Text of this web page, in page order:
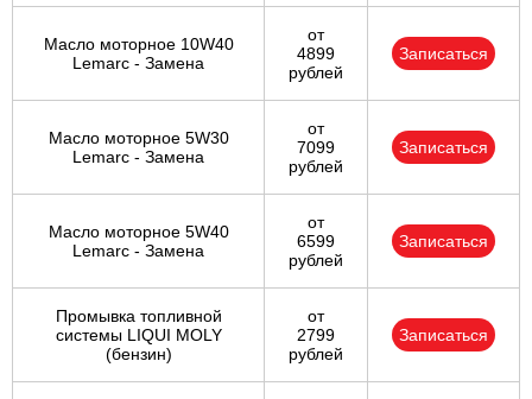
Масло моторное 10W40
Lemarc - Замена
от
4899
рублей
Записаться
Масло моторное 5W30
Lemarc - Замена
от
7099
рублей
Записаться
Масло моторное 5W40
Lemarc - Замена
от
6599
рублей
Записаться
Промывка топливной
системы LIQUI MOLY
(бензин)
от
2799
рублей
Записаться